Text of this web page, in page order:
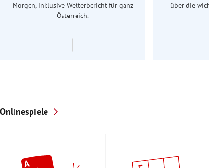
Morgen, inklusive Wetterbericht für ganz
Österreich.
über die
Onlinespiele